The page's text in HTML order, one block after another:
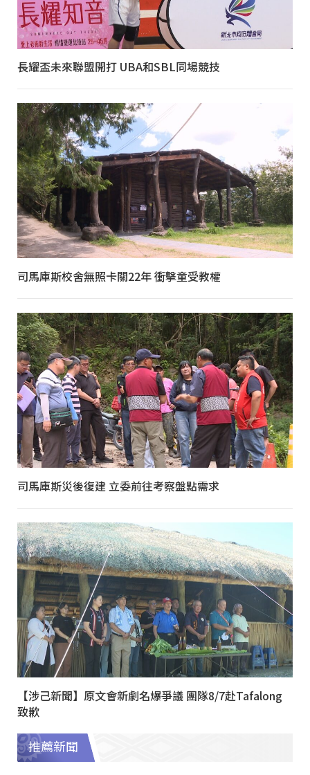
長耀盃未來聯盟開打 UBA和SBL同場競技
司馬庫斯校舍無照卡關22年 衝擊童受教權
司馬庫斯災後復建 立委前往考察盤點需求
【涉己新聞】原文會新劇名爆爭議 團隊8/7赴Tafalong
致歉
推薦新聞